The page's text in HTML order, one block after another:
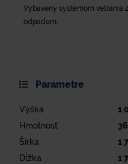
Vybavený systémom vetrania
odpadom.
Parametre
Výška 1
Hmotnosť
36
Šírka
1
Dĺžka
1